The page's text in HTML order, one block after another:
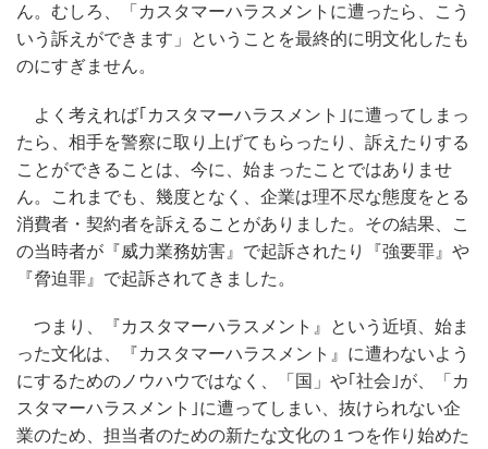
ん。むしろ、「カスタマーハラスメントに遭ったら、こう
いう訴えができます」ということを最終的に明文化したも
のにすぎません。
よく考えれば｢カスタマーハラスメント｣に遭ってしまっ
たら、相手を警察に取り上げてもらったり、訴えたりする
ことができることは、今に、始まったことではありませ
ん。これまでも、幾度となく、企業は理不尽な態度をとる
消費者・契約者を訴えることがありました。その結果、こ
の当時者が『威力業務妨害』で起訴されたり『強要罪』や
『脅迫罪』で起訴されてきました。
つまり、『カスタマーハラスメント』という近頃、始ま
った文化は、『カスタマーハラスメント』に遭わないよう
にするためのノウハウではなく、「国」や｢社会｣が、「カ
スタマーハラスメント｣に遭ってしまい、抜けられない企
業のため、担当者のための新たな文化の１つを作り始めた